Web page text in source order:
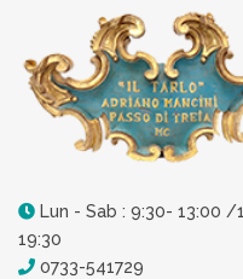
Lun - Sab : 9:30- 13:00 /
19:30
0733-541729